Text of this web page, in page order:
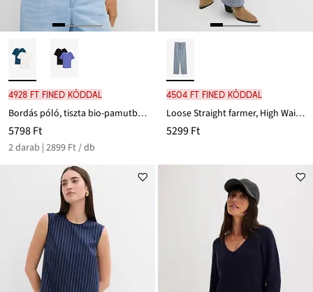
4928 Ft FINED kóddal
Bordás póló, tiszta bio-pamutból (2 db-os csomag)
5798 Ft
2 darab | 2899 Ft / db
4504 Ft FINED kóddal
Loose Straight farmer, High Waist, csíkos
5299 Ft